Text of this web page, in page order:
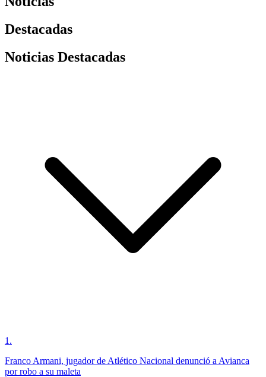
Destacadas
Noticias Destacadas
1 .
Franco Armani, jugador de Atlético Nacional denunció a Avianca
por robo a su maleta